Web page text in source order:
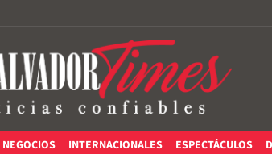
NEGOCIOS INTERNACIONALES ESPECTÁCULOS